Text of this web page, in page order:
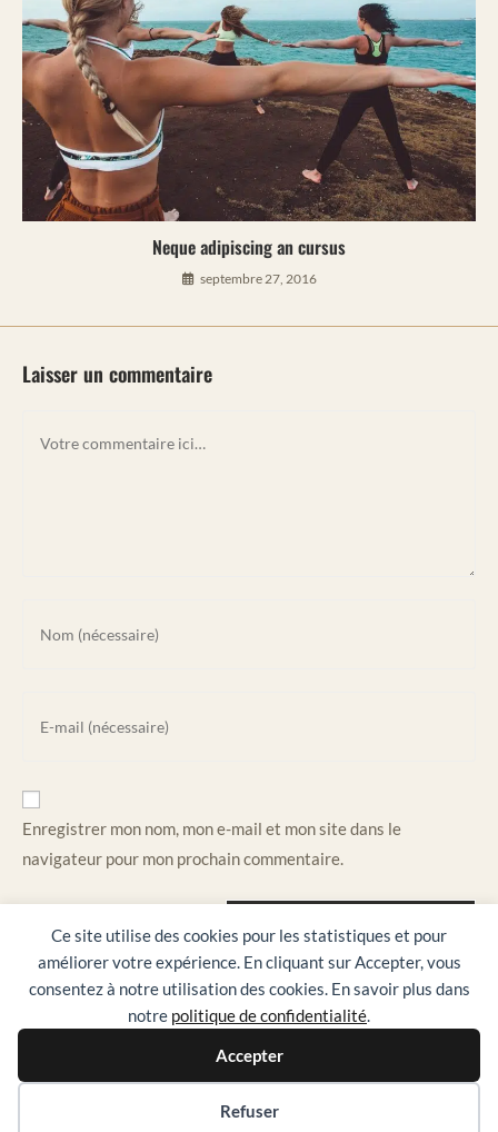
Ce site utilise des cookies pour les statistiques et pour
améliorer votre expérience. En cliquant sur Accepter, vous
consentez à notre utilisation des cookies. En savoir plus dans
notre politique de confidentialité.
Accepter
Refuser
Préférences des cookies
Neque adipiscing an cursus
septembre 27, 2016
Laisser un commentaire
your
username
your
address
comment
Enregistrer mon nom, mon e-mail et mon site dans le
navigateur pour mon prochain commentaire.